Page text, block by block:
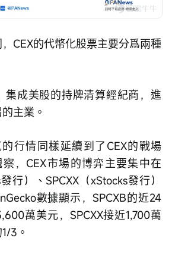
CEX的代幣化股票主要分爲兩種
集成美股的持牌清算經紀商，進
主業。
行情同樣延續到了CEX的戰場
察，CEX市場的博弈主要集中在
行）、SPCXX（xStocks發行）
數據顯示，SPCXB的近24
萬美元，SPCXX接近1,700萬
3。